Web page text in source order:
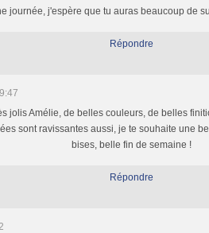
journée, j'espère que tu auras beaucoup de
Répondre
jolis Amélie, de belles couleurs, de belles
sont ravissantes aussi, je te souhaite une
bises, belle fin de semaine !
Répondre